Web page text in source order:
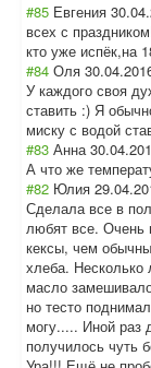
#85 Евгения
всех с
кто уже испёк,на
#84 Оля
У каждого своя
ставить :) Я
миску с водой
#83 Анна
А что же
#82 Юлия
Сделала все в
любят все. Очень
кексы, чем
хлеба. Несколько
масло
но тесто
могу..... Иной раз
получилось чуть